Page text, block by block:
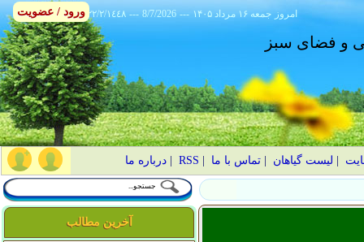
٢٢/٢/١٤٤٨ --- 8/7/2026 --- ۱۴۰۵ جمعه ۱۶ مرداد امروز
و فضای سبز
لیست گیاهان |تماس با ما RSS
|درباره ما
آخرین مطالب
ورود / عضویت